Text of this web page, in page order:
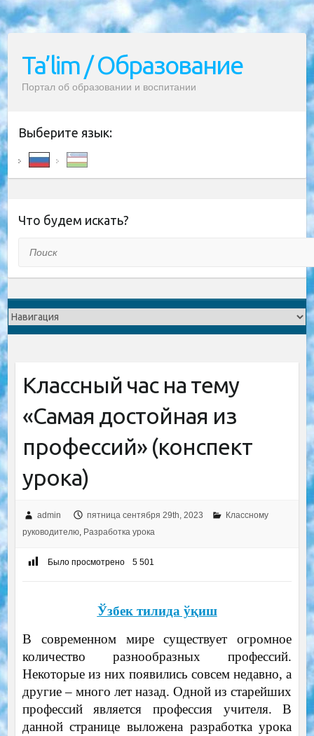
Ta’lim / Образование
Портал об образовании и воспитании
Выберите язык:
Что будем искать?
Классный час на тему
«Самая достойная из
профессий» (конспект
урока)
admin пятница сентября 29th, 2023
Классному
руководителю, Разработка урока
Было просмотрено 5 501
Ўзбек тилида ўқиш
В современном мире существует огромное
количество разнообразных профессий.
Некоторые из них появились совсем недавно, а
другие – много лет назад. Одной из старейших
профессий является профессия учителя. В
данной странице выложена разработка урока